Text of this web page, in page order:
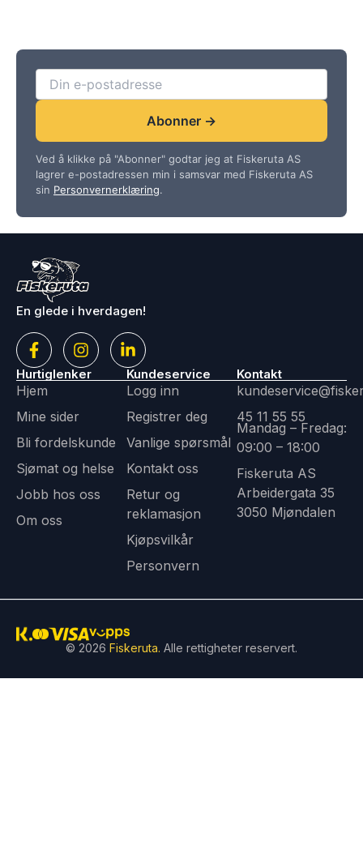
Abonner →
Ved å klikke på "Abonner" godtar jeg at Fiskeruta AS
lagrer e-postadressen min i samsvar med Fiskeruta AS
sin Personvernerklæring.
En glede i hverdagen!
Hurtiglenker
Hjem
Mine sider
Bli fordelskunde
Sjømat og helse
Jobb hos oss
Om oss
Kundeservice
Logg inn
Registrer deg
Vanlige spørsmål
Kontakt oss
Retur og
reklamasjon
Kjøpsvilkår
Personvern
Kontakt
45 11 55 55
Mandag – Fredag:
09:00 – 18:00
Fiskeruta AS
Arbeidergata 35
3050 Mjøndalen
© 2026 Fiskeruta. Alle rettigheter reservert.